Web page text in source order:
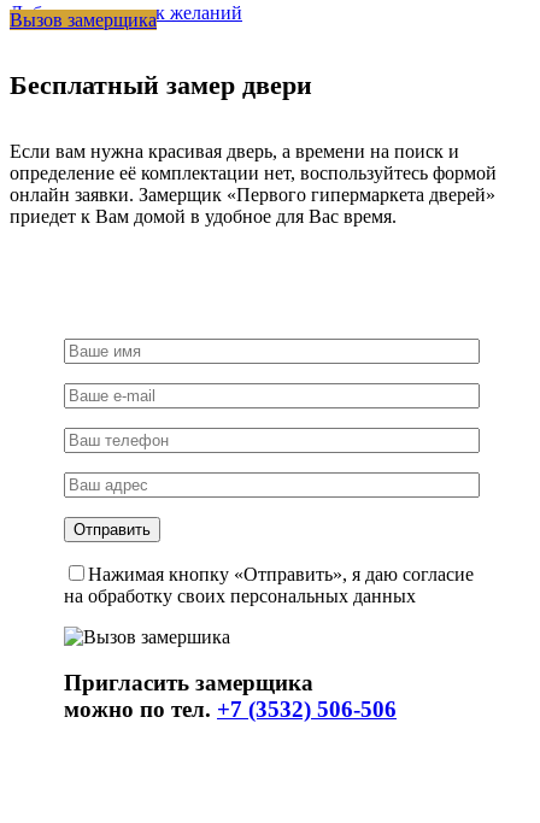
22
круглом
кофе,
ЦАМ
Добавить в список желаний
Вызов замерщика
Бесплатный замер двери
Если вам нужна красивая дверь, а времени на поиск и
определение её комплектации нет, воспользуйтесь формой
онлайн заявки. Замерщик «Первого гипермаркета дверей»
приедет к Вам домой в удобное для Вас время.
Нажимая кнопку «Отправить», я даю согласие
на обработку своих персональных данных
Пригласить замерщика
можно по тел. +7 (3532) 506-506